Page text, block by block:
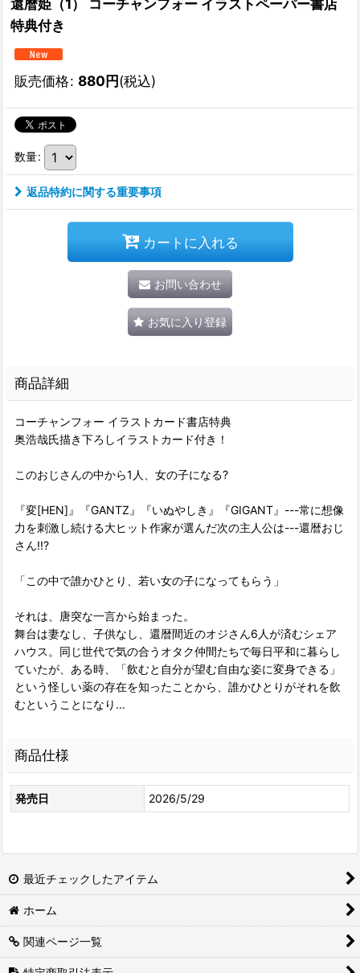
還暦姫（1） コーチャンフォー イラストペーパー書店
特典付き
販売価格: 880円(税込)
数量:
返品特約に関する重要事項
カートに入れる
お問い合わせ
お気に入り登録
商品詳細
コーチャンフォー イラストカード書店特典
奥浩哉氏描き下ろしイラストカード付き！
このおじさんの中から1人、女の子になる?
『変[HEN]』『GANTZ』『いぬやしき』『GIGANT』---常に想像
力を刺激し続ける大ヒット作家が選んだ次の主人公は---還暦おじ
さん!!?
「この中で誰かひとり、若い女の子になってもらう」
それは、唐突な一言から始まった。
舞台は妻なし、子供なし、還暦間近のオジさん6人が済むシェア
ハウス。同じ世代で気の合うオタク仲間たちで毎日平和に暮らし
ていたが、ある時、「飲むと自分が望む自由な姿に変身できる」
という怪しい薬の存在を知ったことから、誰かひとりがそれを飲
むということになり...
商品仕様
発売日 2026/5/29
最近チェックしたアイテム
ホーム
関連ページ一覧